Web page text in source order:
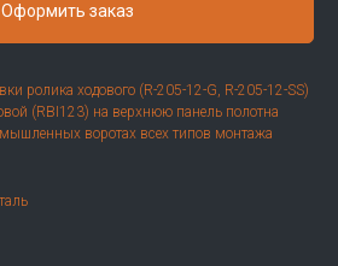
Оформить заказ
ролика ходового (R-205-12-G, R-205-12-SS)
(RBI123) на верхнюю панель полотна
воротах всех типов монтажа